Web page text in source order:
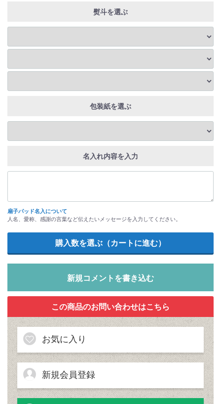
熨斗を選ぶ
包装紙を選ぶ
名入れ内容を入力
扇子パッド名入について
人名、愛称、感謝の言葉など伝えたいメッセージを入力してください。
新規コメントを書き込む
お気に入り
新規会員登録